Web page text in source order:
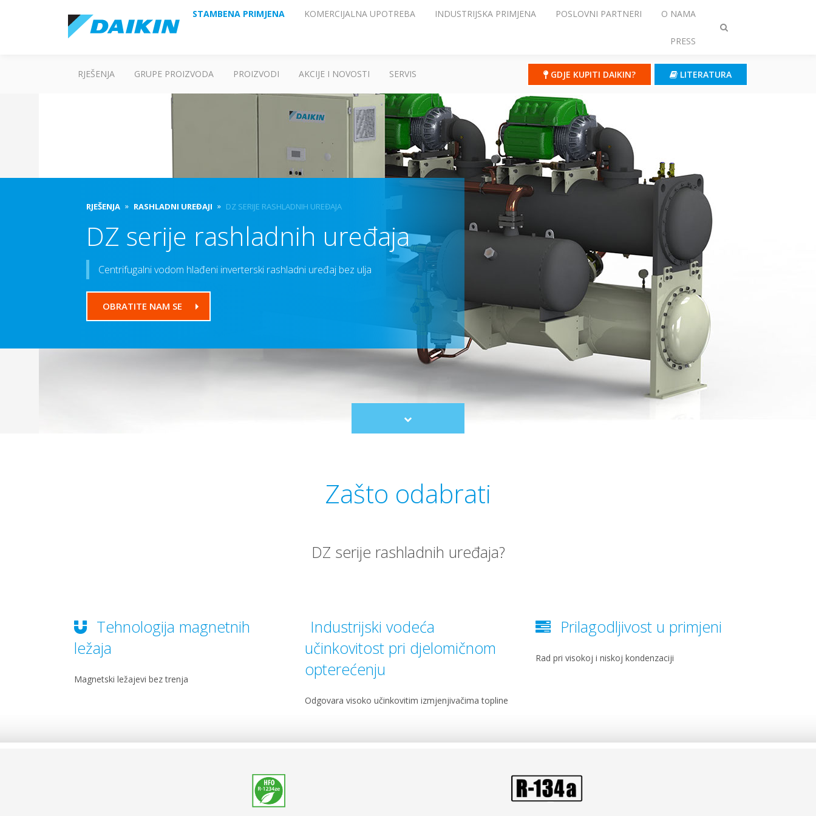
Prebaci
STAMBENA PRIMJENA KOMERCIJALNA UPOTREBA INDUSTRIJSKA PRIMJENA POSLOVNI PARTNERI O NAMA
PRESS
RJEŠENJA GRUPE PROIZVODA PROIZVODI AKCIJE I NOVOSTI SERVIS GDJE KUPITI DAIKIN? LITERATURA
RJEŠENJA RASHLADNI UREĐAJI DZ SERIJE RASHLADNIH UREĐAJA
DZ serije rashladnih uređaja
Centrifugalni vodom hlađeni inverterski rashladni uređaj bez ulja
OBRATITE NAM SE
Scroll
to
Zašto odabrati
DZ serije rashladnih uređaja?
Tehnologija magnetnih
ležaja
Magnetski ležajevi bez trenja
Industrijski vodeća
učinkovitost pri djelomičnom
opterećenju
Odgovara visoko učinkovitim izmjenjivačima topline
Prilagodljivost u primjeni
Rad pri visokoj i niskoj kondenzaciji